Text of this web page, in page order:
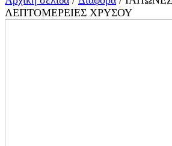
ΛΕΠΤΟΜΕΡΕΙΕΣ ΧΡΥΣΟΥ